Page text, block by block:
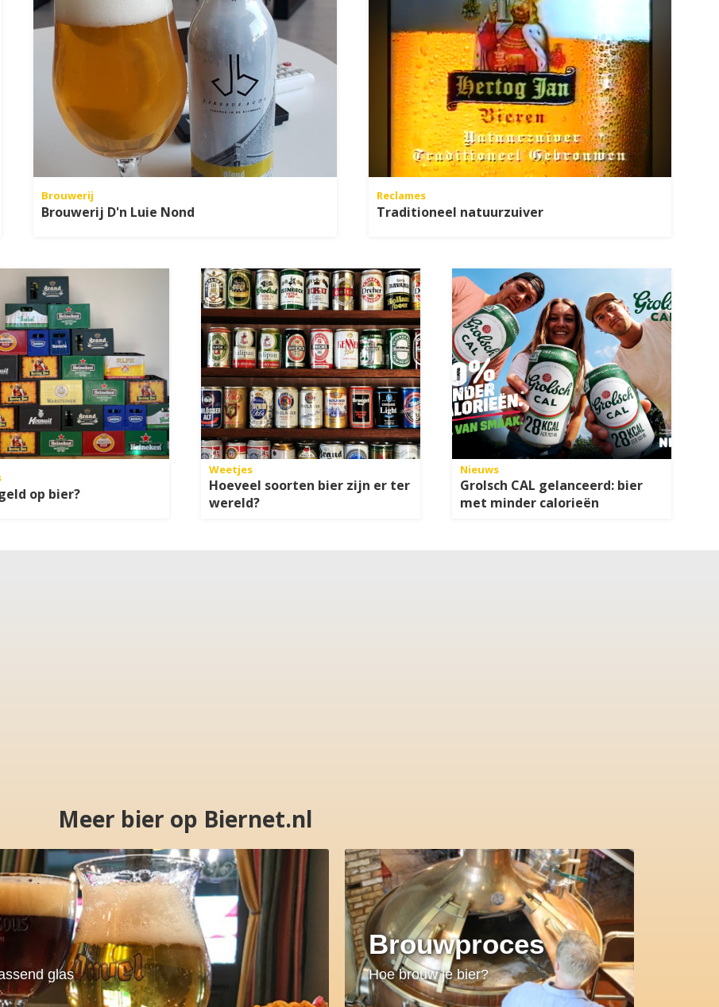
Brouwerij
Brouwerij D'n Luie Nond
Reclames
Traditioneel natuurzuiver
op bier?
Weetjes
Hoeveel soorten bier zijn er ter
wereld?
Nieuws
Grolsch CAL gelanceerd: bier
met minder calorieën
Meer bier op Biernet.nl
glas
Brouwproces
Hoe brouw je bier?